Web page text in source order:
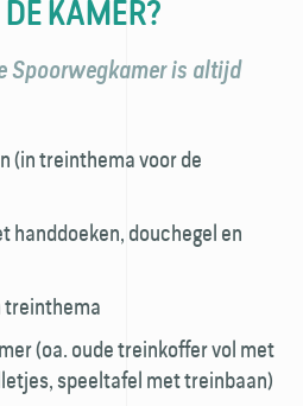
KAMER?
Spoorwegkamer is altijd
(in treinthema voor de
handdoeken, douchegel en
(oa. oude treinkoffer vol met
speeltafel met treinbaan)